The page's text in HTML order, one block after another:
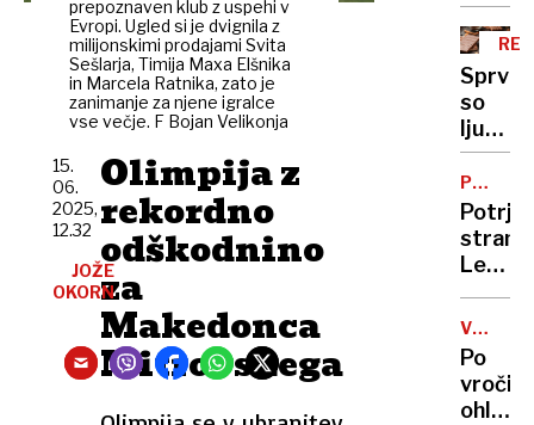
prepoznaven klub z uspehi v
Evropi. Ugled si je dvignila z
milijonskimi prodajami Svita
Sešlarja, Timija Maxa Elšnika
in Marcela Ratnika, zato je
zanimanje za njene igralce
vse večje. F Bojan Velikonja
Olimpija z
rekordno
odškodnino
za
Makedonca
Mitrovskega
15.
06.
2025,
12.32
JOŽE
OKORN
in
z
Trump
pa o
miru
Sprva
so
ljudi
svarili,
da
prinaša
gorje
Levica
v
novo
Po
vročini